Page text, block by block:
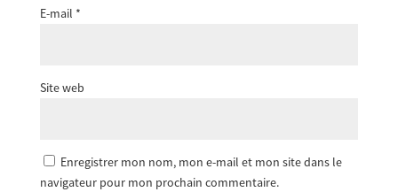
E-mail *
Site web
Enregistrer mon nom, mon e-mail et mon site dans le
navigateur pour mon prochain commentaire.